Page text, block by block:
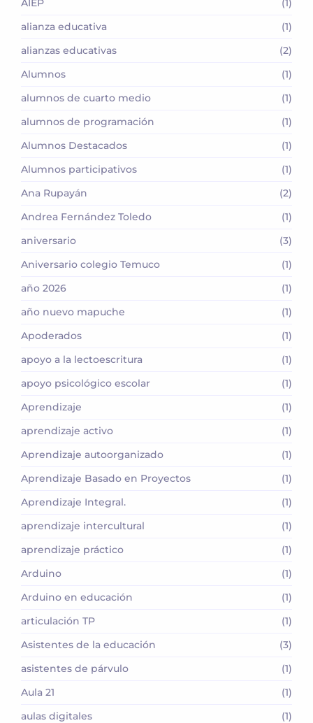
AIEP
(1)
alianza educativa
(1)
alianzas educativas
(2)
Alumnos
(1)
alumnos de cuarto medio
(1)
alumnos de programación
(1)
Alumnos Destacados
(1)
Alumnos participativos
(1)
Ana Rupayán
(2)
Andrea Fernández Toledo
(1)
aniversario
(3)
Aniversario colegio Temuco
(1)
año 2026
(1)
año nuevo mapuche
(1)
Apoderados
(1)
apoyo a la lectoescritura
(1)
apoyo psicológico escolar
(1)
Aprendizaje
(1)
aprendizaje activo
(1)
Aprendizaje autoorganizado
(1)
Aprendizaje Basado en Proyectos
(1)
Aprendizaje Integral.
(1)
aprendizaje intercultural
(1)
aprendizaje práctico
(1)
Arduino
(1)
Arduino en educación
(1)
articulación TP
(1)
Asistentes de la educación
(3)
asistentes de párvulo
(1)
Aula 21
(1)
aulas digitales
(1)